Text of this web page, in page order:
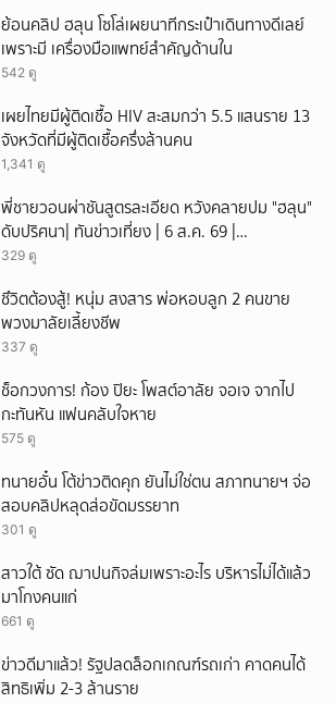
ย้อนคลิป ฮลุน โซโล่เผยนาทีกระเป๋าเดินทางดีเลย์
เพราะมี เครื่องมือแพทย์สำคัญด้านใน
542 ดู
เผยไทยมีผู้ติดเชื้อ HIV สะสมกว่า 5.5 แสนราย 13
จังหวัดที่มีผู้ติดเชื้อครึ่งล้านคน
1,341 ดู
พี่ชายวอนผ่าชันสูตรละเอียด หวังคลายปม "ฮลุน"
ดับปริศนา| ทันข่าวเที่ยง | 6 ส.ค. 69 |
NationTV22
329 ดู
ชึวิตต้องสู้! หนุ่ม สงสาร พ่อหอบลูก 2 คนขาย
พวงมาลัยเลี้ยงชีพ
337 ดู
ช็อกวงการ! ก้อง ปิยะ โพสต์อาลัย จอเจ จากไป
กะทันหัน แฟนคลับใจหาย
575 ดู
ทนายอั๋น โต้ข่าวติดคุก ยันไม่ใช่ตน สภาทนายฯ จ่อ
สอบคลิปหลุดส่อขัดมรรยาท
301 ดู
สาวใต้ ซัด ฌาปนกิจล่มเพราะอะไร บริหารไม่ได้แล้ว
มาโกงคนแก่
661 ดู
ข่าวดีมาแล้ว! รัฐปลดล็อกเกณฑ์รถเก่า คาดคนได้
สิทธิเพิ่ม 2-3 ล้านราย